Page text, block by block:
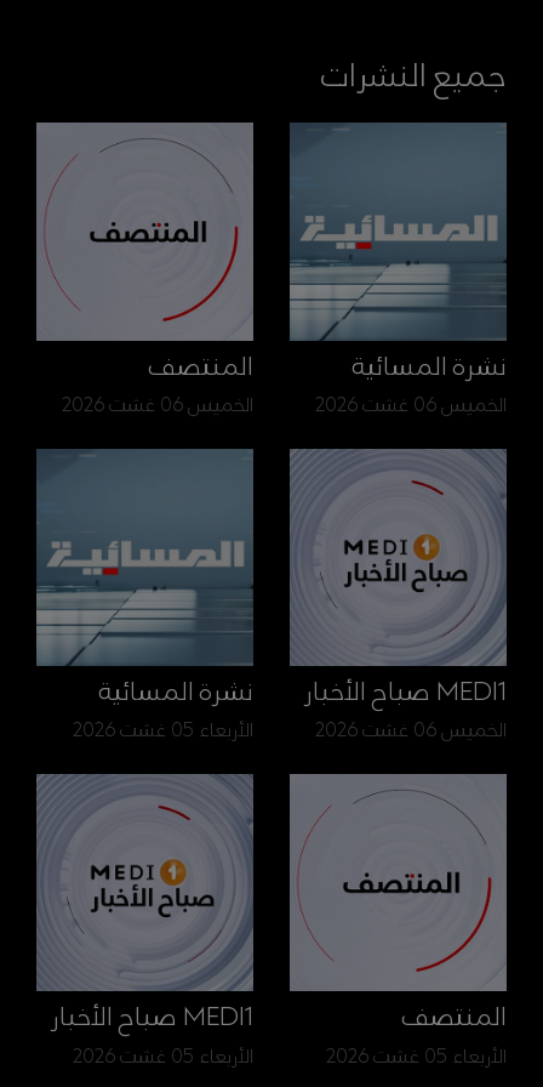
جميع النشرات
نشرة المسائية
الخميس 06 غشت 2026
المنتصف
الخميس 06 غشت 2026
MEDI1 صباح الأخبار
الخميس 06 غشت 2026
نشرة المسائية
الأربعاء 05 غشت 2026
المنتصف
الأربعاء 05 غشت 2026
MEDI1 صباح الأخبار
الأربعاء 05 غشت 2026